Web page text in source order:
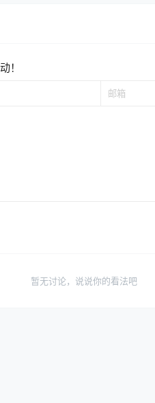
！
暂无讨论，说说你的看法吧